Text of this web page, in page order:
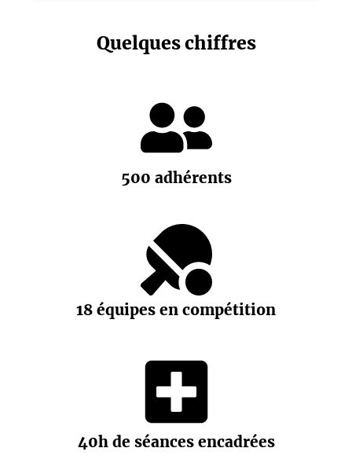
Quelques chiffres
500 adhérents
18 équipes en compétition
40h de séances encadrées